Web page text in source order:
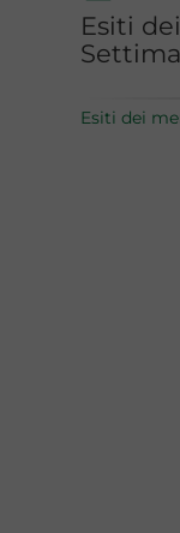
Esiti
Esiti dei